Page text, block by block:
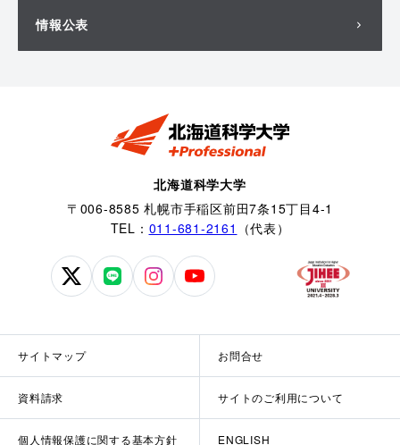
情報公表
北海道科学大学
〒006-8585 札幌市手稲区前田7条15丁目4-1
TEL： 011-681-2161 （代表）
北
科
学
公
北
学
公
北
学
公
北
学
サイトマップ お問合せ
資料請求 サイトのご利用について
個人情報保護に関する基本方針 ENGLISH